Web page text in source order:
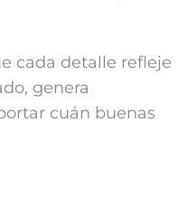
cada detalle refleje
genera
cuán buenas